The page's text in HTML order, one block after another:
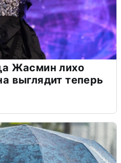
Жасмин лихо
выглядит теперь